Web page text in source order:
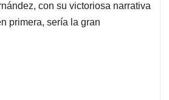
con su victoriosa narrativa
primera, sería la gran